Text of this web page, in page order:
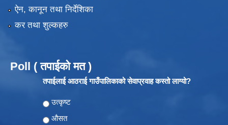
ऐन, कानून तथा निर्देशिका
कर तथा शुल्कहरु
Poll ( तपाईको मत )
तपाईलाई आठराई गाउँपालिकाको सेवाप्रवाह कस्तो लाग्यो?
Choices
उत्कृष्ट
औसत